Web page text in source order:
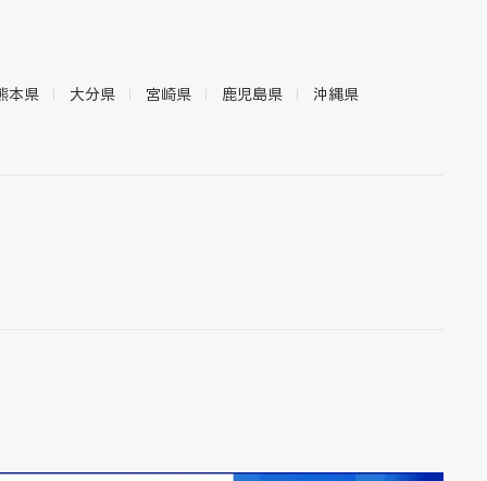
本県 大分県 宮崎県 鹿児島県 沖縄県